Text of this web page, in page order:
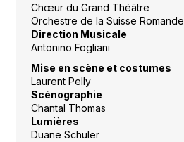
Chœur du Grand Théâtre
Orchestre de la Suisse Romande
Direction Musicale
Antonino Fogliani
Mise en scène et costumes
Laurent Pelly
Scénographie
Chantal Thomas
Lumières
Duane Schuler